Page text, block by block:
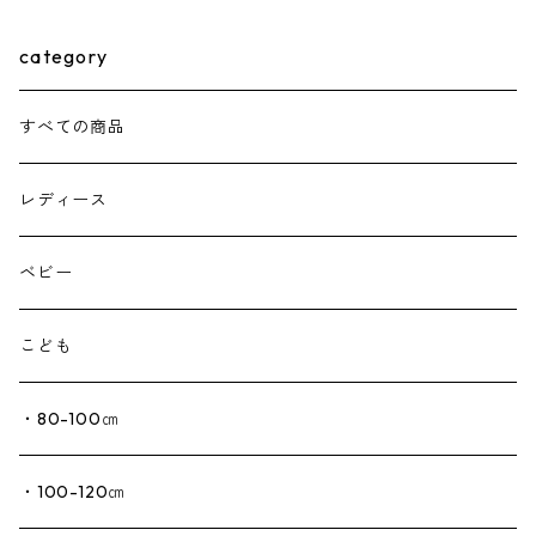
category
すべての商品
レディース
ベビー
こども
・80-100㎝
・100-120㎝